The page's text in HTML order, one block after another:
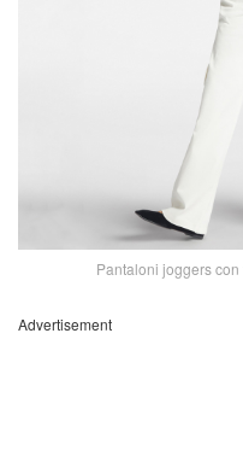
Pantaloni joggers
Advertisement